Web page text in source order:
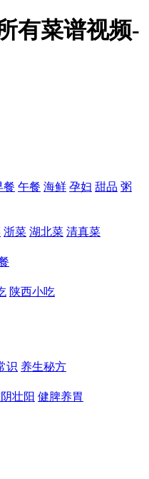
有菜谱视频-
餐 午餐 海鲜 孕妇 甜品 粥
浙菜 湖北菜 清真菜
陕西小吃
识 养生秘方
壮阳 健脾养胃